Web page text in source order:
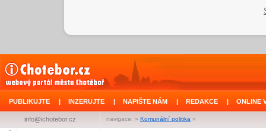
PUBLIKUJTE | INZERUJTE | NAPIŠTE NÁM | REDAKCE | ONLINE
navigace: » Komunální politika »
info@ichotebor.cz